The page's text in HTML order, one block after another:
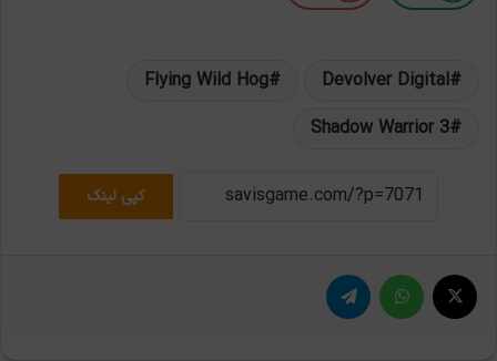
Devolver Digital
Flying Wild Hog
Shadow Warrior 3
کپی لینک